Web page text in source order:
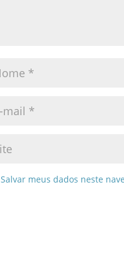
Salvar meus dados neste